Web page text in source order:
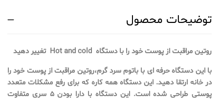
توضیحات محصول
روتین مراقبت از پوست خود را با دستگاه Hot and cold تغییر دهید
با این دستگاه حرفه ای با باتوم سرد گرم،روتین مراقبت از پوست خود را
در خانه ارتقا دهید. این دستگاه همه کاره که برای رفع مشکلات متعدد
پوستی طراحی شده است. این دستگاه با دارا بودن ۵ سری متفاوت